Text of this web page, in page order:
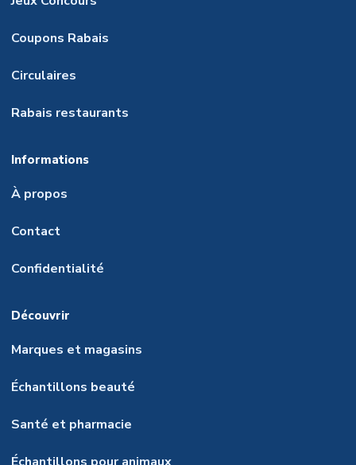
Coupons Rabais
Circulaires
Rabais restaurants
Informations
À propos
Contact
Confidentialité
Découvrir
Marques et magasins
Échantillons beauté
Santé et pharmacie